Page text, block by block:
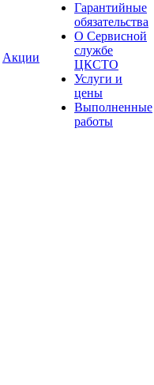
Акции
Гарантийные
обязательства
О Сервисной
службе
ЦКСТО
Услуги и
цены
Выполненные
работы